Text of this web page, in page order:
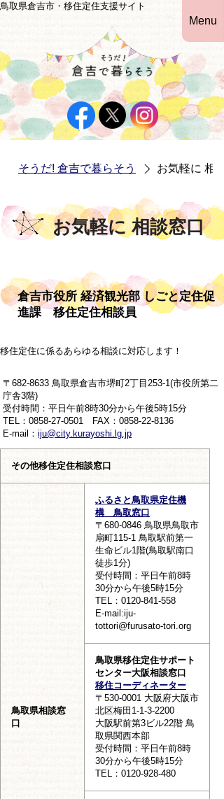
鳥取県倉吉市・移住定住支援サイト
Menu
そうだ! 倉吉で暮らそう お気軽に 相
お気軽に 相談窓口
倉吉市役所 経済観光部 しごと定住促
進課 移住定住相談員
移住定住に係るあらゆる相談に対応します！
〒682-8633 鳥取県倉吉市堺町2丁目253-1(市役所第二
庁舎3階)
受付時間：平日午前8時30分から午後5時15分
TEL：0858-27-0501 FAX：0858-22-8136
E-mail： iju@city.kurayoshi.lg.jp
その他移住定住相談窓口
鳥取県相談窓
口
ふるさと鳥取県定住機
構 鳥取窓口
〒680-0846 鳥取県鳥取市
扇町115-1 鳥取駅前第一
生命ビル1階(鳥取駅南口
徒歩1分)
受付時間：平日午前8時
30分から午後5時15分
TEL：0120-841-558
E-mail:iju-
tottori@furusato-tori.org
鳥取県移住定住サポート
センター大阪相談窓口
移住コーディネーター
〒530-0001 大阪府大阪市
北区梅田1-1-3-2200
大阪駅前第3ビル22階 鳥
取県関西本部
受付時間：平日午前8時
30分から午後5時15分
TEL：0120-928-480